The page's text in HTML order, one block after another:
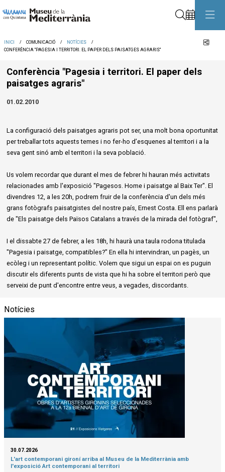
INICI COMUNICACIÓ
NOTÍCIES
CONFERÈNCIA "PAGESIA I TERRITORI. EL PAPER DELS PAISATGES AGRARIS"
Conferència "Pagesia i territori. El paper dels
paisatges agraris"
01.02.2010
La configuració dels paisatges agraris pot ser, una molt bona oportunitat
per treballar tots aquests temes i no fer-ho d’esquenes al territori i a la
seva gent sinó amb el territori i la seva població.
Us volem recordar que durant el mes de febrer hi hauran més activitats
relacionades amb l'exposició "Pagesos. Home i paisatge al Baix Ter". El
divendres 12, a les 20h, podrem fruir de la conferència d'un dels més
grans fotògrafs paisatgistes del nostre país, Ernest Costa. Ell ens parlarà
de "Els paisatge dels Països Catalans a través de la mirada del fotògraf",
I el dissabte 27 de febrer, a les 18h, hi haurà una taula rodona titulada
"Pagesia i paisatge, compatibles?" En ella hi intervindran, un pagès, un
ecòleg i un representant polític. Volem que sigui un espai on es puguin
discutir els diferents punts de vista que hi ha sobre el territori però que
serveixi de punt d'encontre entre veus, a vegades, discordants.
Notícies
30.07.2026
L'art contemporani gironí arriba al Museu de la Mediterrània amb
l'exposició Art contemporani al territori